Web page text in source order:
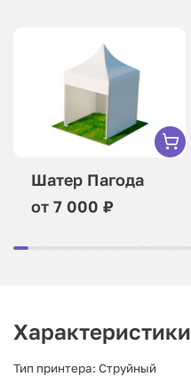
Шатер Пагода
от 7 000 ₽
Характеристики
Тип принтера: Струйный